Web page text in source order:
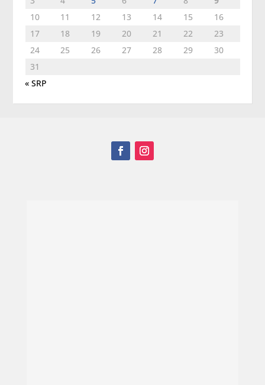
10
11 12 13 14 15
16
17
18 19 20 21 22
23
24
25 26 27 28 29
30
31
« SRP